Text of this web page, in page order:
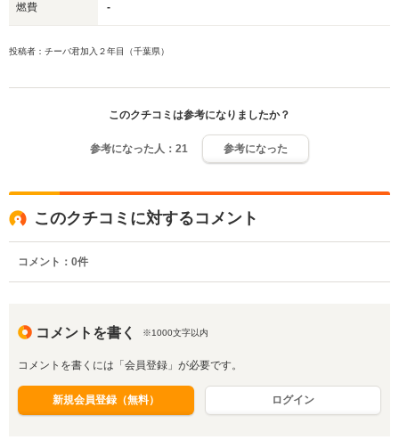
燃費 -
投稿者：チーバ君加入２年目（千葉県）
このクチコミは参考になりましたか？
参考になった人： 21 参考になった
このクチコミに対するコメント
コメント： 0件
コメントを書く ※1000文字以内
コメントを書くには「会員登録」が必要です。
新規会員登録（無料） ログイン